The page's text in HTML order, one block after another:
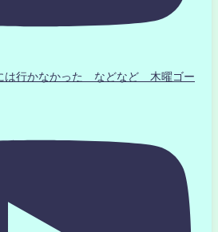
は行かなかった などなど 木曜ゴー